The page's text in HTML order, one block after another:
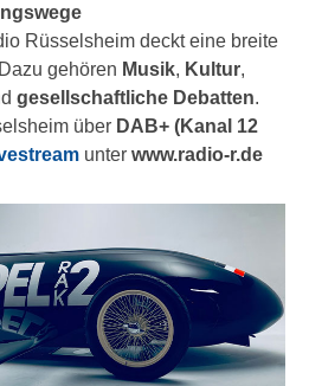
Rüsselsheim deckt eine breite
gehören Musik, Kultur,
gesellschaftliche Debatten.
über DAB+ (Kanal 12
unter www.radio-r.de